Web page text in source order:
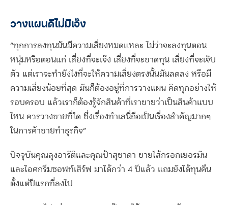
วางแผนดีไม่มีเจ๊ง
“ทุกการลงทุนมันมีความเสี่ยงหมดแหละ ไม่ว่าจะลงทุนตอน
หนุ่มหรือตอนแก่ เสี่ยงที่จะเจ๊ง เสี่ยงที่จะขาดทุน เสี่ยงที่จะเจ็บ
ตัว แต่เราจะทำยังไงที่จะให้ความเสี่ยงตรงนั้นมันลดลง หรือมี
ความเสี่ยงน้อยที่สุด มันก็ต้องอยู่ที่การวางแผน คิดทุกอย่างให้
รอบครอบ แล้วเราก็ต้องรู้จักสินค้าที่เราขายว่าเป็นสินค้าแบบ
ไหน ควรวางขายที่ใด ซึ่งเรื่องทำเลนี่ถือเป็นเรื่องสำคัญมากๆ
ในการค้าขายทำธุรกิจ”
ปัจจุบันคุณลุงอารัติและคุณป้าสุชาดา ขายไส้กรอกเยอรมัน
และไอศกรีมซอฟท์เสิร์ฟ มาได้กว่า 4 ปีแล้ว แถมยังได้ทุนคืน
ตั้งแต่ปีแรกที่ลงไป